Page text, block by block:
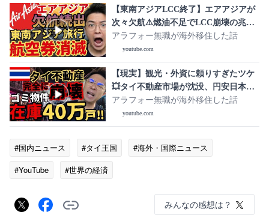
【東南アジアLCC終了】エアアジアが
次々欠航⚠️燃油不足でLCC崩壊の兆し
【旅行コストが爆上げ】
アラフォー無職が海外移住した話
youtube.com
【現実】観光・外資に頼りすぎたツケ
💥タイ不動産市場が沈没、円安日本に
もリスク波及【バーツ高終了】
アラフォー無職が海外移住した話
youtube.com
#国内ニュース #タイ王国
#海外・国際ニュース
#YouTube
#世界の経済
みんなの感想は？